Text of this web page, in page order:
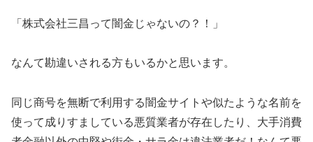
「株式会社三昌って闇金じゃないの？！」
なんて勘違いされる方もいるかと思います。
同じ商号を無断で利用する闇金サイトや似たような名前を
使って成りすましている悪質業者が存在したり、大手消費